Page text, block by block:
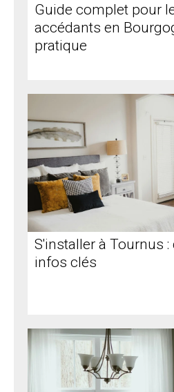
Guide complet pour
accédants en
pratique
S'installer à Tournus
infos clés